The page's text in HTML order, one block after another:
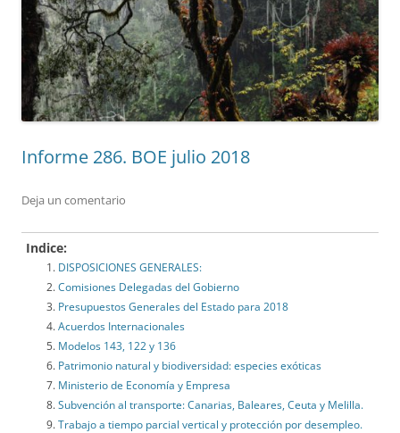
Informe 286. BOE julio 2018
Deja un comentario
Indice:
DISPOSICIONES GENERALES:
Comisiones Delegadas del Gobierno
Presupuestos Generales del Estado para 2018
Acuerdos Internacionales
Modelos 143, 122 y 136
Patrimonio natural y biodiversidad: especies exóticas
Ministerio de Economía y Empresa
Subvención al transporte: Canarias, Baleares, Ceuta y Melilla.
Trabajo a tiempo parcial vertical y protección por desempleo.